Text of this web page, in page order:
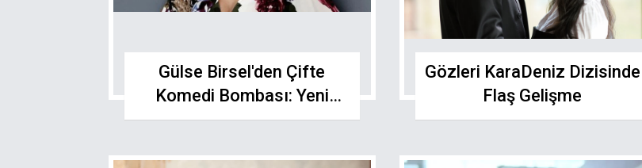
Gülse Birsel'den Çifte
Komedi Bombası: Yeni
Diziye Başladığını Açıkladı
Gözleri KaraDeniz Dizisinde
Flaş Gelişme